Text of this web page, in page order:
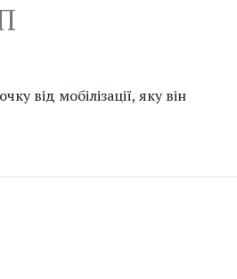
від мобілізації, яку він